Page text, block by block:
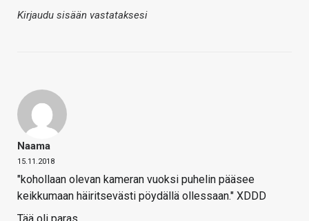
Kirjaudu sisään vastataksesi
Naama
15.11.2018
"kohollaan olevan kameran vuoksi puhelin pääsee
keikkumaan häiritsevästi pöydällä ollessaan." XDDD